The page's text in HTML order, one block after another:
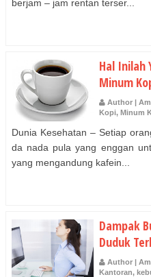
berjam – jam rentan terser...
Hal Inilah
Minum
Author |
Kopi, Minum
Dunia Kesehatan – Setiap
da nada pula yang enggan
yang mengandung kafein...
Dampak
Duduk
Author |
Kantoran,